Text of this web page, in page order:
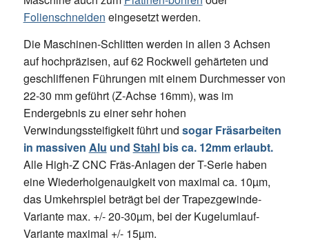
Folienschneiden eingesetzt werden.
Die Maschinen-Schlitten werden in allen 3 Achsen
auf hochpräzisen, auf 62 Rockwell gehärteten und
geschliffenen Führungen mit einem Durchmesser von
22-30 mm geführt (Z-Achse 16mm), was im
Endergebnis zu einer sehr hohen
Verwindungssteifigkeit führt und sogar Fräsarbeiten
in massiven Alu und Stahlbis ca. 12mm erlaubt.
Alle High-Z CNC Fräs-Anlagen der T-Serie haben
eine Wiederholgenauigkeit von maximal ca. 10µm,
das Umkehrspiel beträgt bei der Trapezgewinde-
Variante max. +/- 20-30µm, bei der Kugelumlauf-
Variante maximal +/- 15µm.